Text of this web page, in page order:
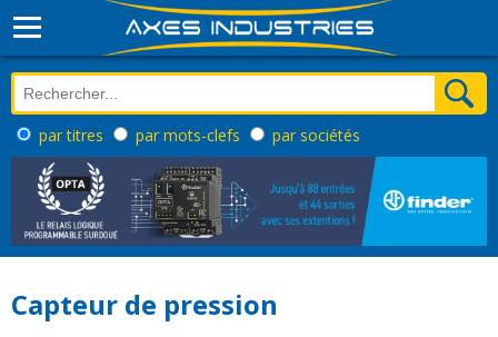
par titres par mots-clefs par sociétés
Capteur de pression